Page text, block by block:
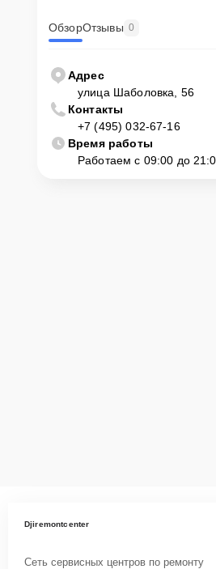
ОбзорОтзывы 0
Адрес
улица Шаболовка, 56
Контакты
+7 (495) 032-67-16
Время работы
Работаем с 09:00 до
Djiremontcenter
Сеть сервисных центров по ремонту